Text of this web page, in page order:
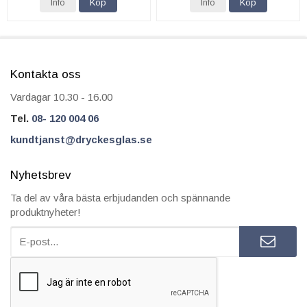
Info Köp Info Köp
Kontakta oss
Vardagar 10.30 - 16.00
Tel. 08- 120 004 06
kundtjanst@dryckesglas.se
Nyhetsbrev
Ta del av våra bästa erbjudanden och spännande
produktnyheter!